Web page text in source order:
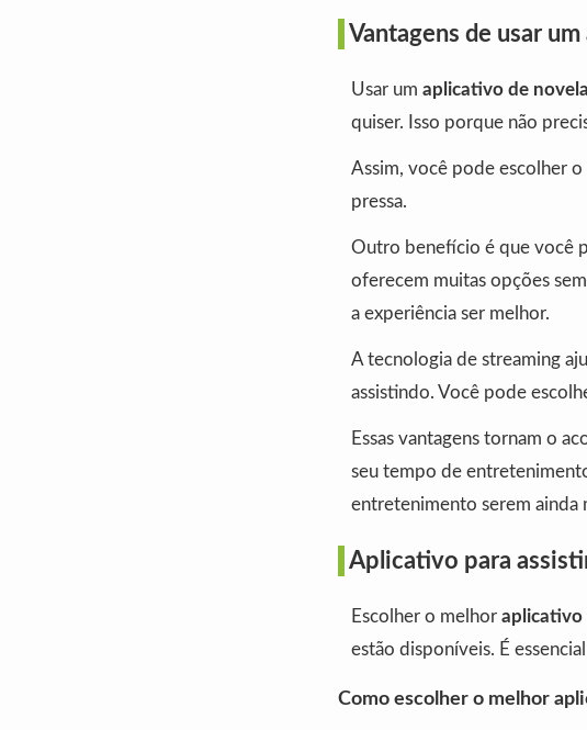
Vantagens de usar
Usar um aplicativo de
quiser. Isso porque não
Assim, você pode escolher
pressa.
Outro benefício é que você
oferecem muitas opções
a experiência ser melhor.
A tecnologia de streaming
assistindo. Você pode
Essas vantagens tornam o
seu tempo de
entretenimento serem ainda
Aplicativo para
Escolher o melhor aplicativo
estão disponíveis. É
Como escolher o melhor